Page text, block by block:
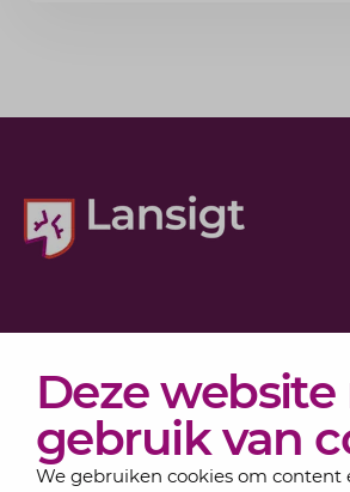
Deze
gebruik van
We gebruiken cookies om content
Actueel
Over Lansigt
Contact